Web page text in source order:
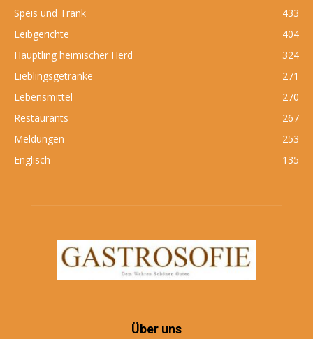
Speis und Trank
433
Leibgerichte
404
Häuptling heimischer Herd
324
Lieblingsgetränke
271
Lebensmittel
270
Restaurants
267
Meldungen
253
Englisch
135
Über uns